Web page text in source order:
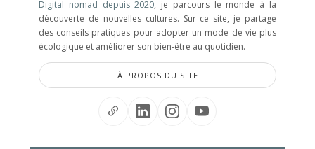
Digital nomad depuis 2020, je parcours le monde à la
découverte de nouvelles cultures. Sur ce site, je partage
des conseils pratiques pour adopter un mode de vie plus
écologique et améliorer son bien-être au quotidien.
À PROPOS DU SITE